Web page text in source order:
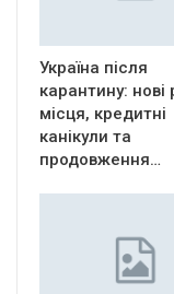
Україна після
карантину: нові
місця, кредитні
канікули та
продовження…